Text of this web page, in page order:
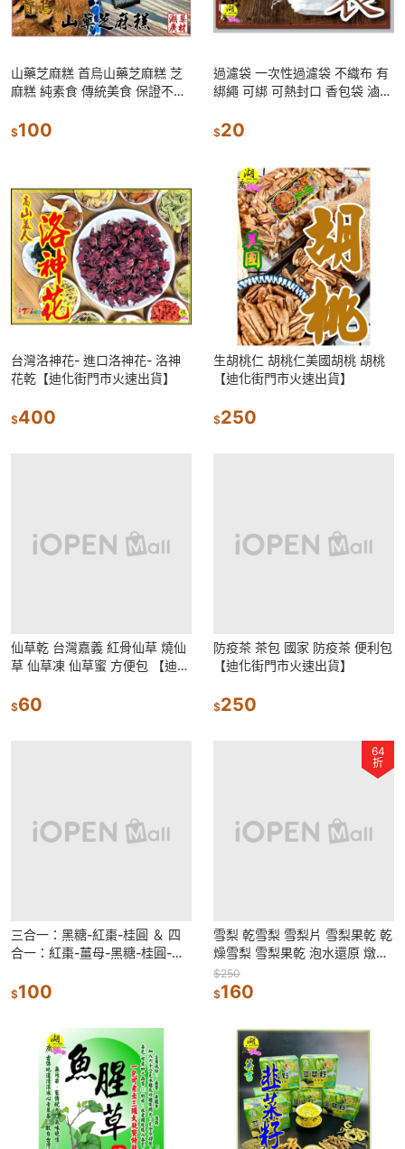
山藥芝麻糕 首烏山藥芝麻糕 芝
麻糕 純素食 傳統美食 保證不黏
藥材
$100
過濾袋 一次性過濾袋 不織布 有
綁繩 可綁 可熱封口 香包袋 滷料
煎中藥 湖廣藥材
$20
台灣洛神花- 進口洛神花- 洛神
花乾【迪化街門市火速出貨】
$400
生胡桃仁 胡桃仁美國胡桃 胡桃
【迪化街門市火速出貨】
$250
仙草乾 台灣嘉義 紅骨仙草 燒仙
草 仙草凍 仙草蜜 方便包 【迪化
$60
防疫茶 茶包 國家 防疫茶 便利包
【迪化街門市火速出貨】
$250
三合一：黑糖-紅棗-桂圓 ＆ 四
合一：紅棗-薑母-黑糖-桂圓-枸
母茶
$100
64
折
雪梨 乾雪梨 雪梨片 雪梨果乾 乾
燥雪梨 雪梨果乾 泡水還原 燉雪
梨 冰糖雪梨
$250
$160